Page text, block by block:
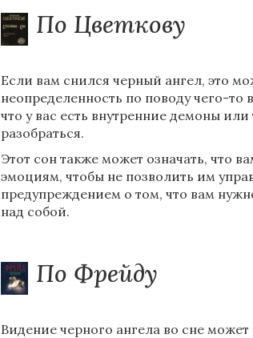
По Цветкову
Если вам снился черный ангел, это
неопределенность по поводу чего-
что у вас есть внутренние демоны
разобраться.
Этот сон также может означать, что
эмоциям, чтобы не позволить им
предупреждением о том, что вам
над собой.
По Фрейду
Видение черного ангела во сне